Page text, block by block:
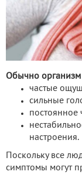
Обычно организм
частые
сильные
постоянное
настроения.
Поскольку все
симптомы могут